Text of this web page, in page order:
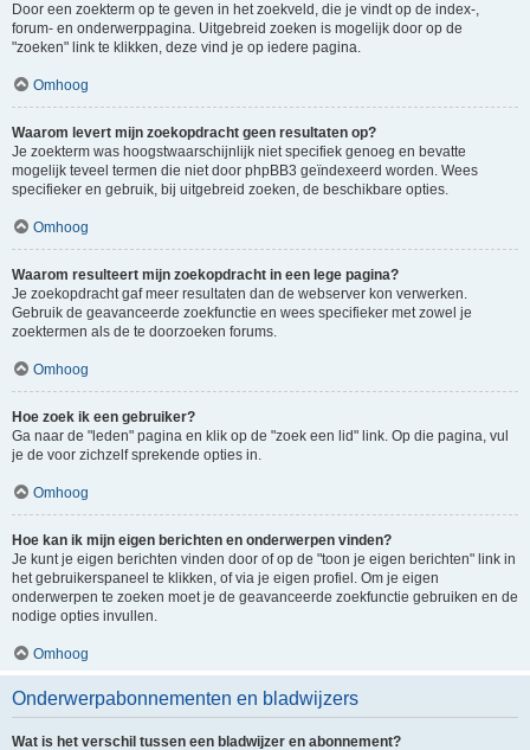
Door een zoekterm op te geven in het zoekveld, die je vindt op de index-,
forum- en onderwerppagina. Uitgebreid zoeken is mogelijk door op de
"zoeken" link te klikken, deze vind je op iedere pagina.
Omhoog
Waarom levert mijn zoekopdracht geen resultaten op?
Je zoekterm was hoogstwaarschijnlijk niet specifiek genoeg en bevatte
mogelijk teveel termen die niet door phpBB3 geïndexeerd worden. Wees
specifieker en gebruik, bij uitgebreid zoeken, de beschikbare opties.
Omhoog
Waarom resulteert mijn zoekopdracht in een lege pagina?
Je zoekopdracht gaf meer resultaten dan de webserver kon verwerken.
Gebruik de geavanceerde zoekfunctie en wees specifieker met zowel je
zoektermen als de te doorzoeken forums.
Omhoog
Hoe zoek ik een gebruiker?
Ga naar de "leden" pagina en klik op de "zoek een lid" link. Op die pagina, vul
je de voor zichzelf sprekende opties in.
Omhoog
Hoe kan ik mijn eigen berichten en onderwerpen vinden?
Je kunt je eigen berichten vinden door of op de "toon je eigen berichten" link in
het gebruikerspaneel te klikken, of via je eigen profiel. Om je eigen
onderwerpen te zoeken moet je de geavanceerde zoekfunctie gebruiken en de
nodige opties invullen.
Omhoog
Onderwerpabonnementen en bladwijzers
Wat is het verschil tussen een bladwijzer en abonnement?